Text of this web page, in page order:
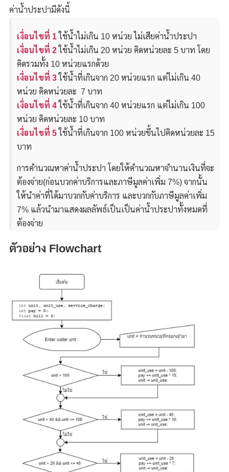
ค่าน้ำประปามีดังนี้
เงื่อนไขที่ 1ใช้น้ำไม่เกิน 10 หน่วย ไม่เสียค่าน้ำประปา
เงื่อนไขที่ 2ใช้น้ำไม่เกิน 20 หน่วย คิดหน่วยละ 5 บาท โดย
คิดรวมทั้ง 10 หน่วยแรกด้วย
เงื่อนไขที่ 3ใช้น้ำที่เกินจาก 20 หน่วยแรก แต่ไม่เกิน 40
หน่วย คิดหน่วยละ 7 บาท
เงื่อนไขที่ 4ใช้น้ำที่เกินจาก 40 หน่วยแรก แต่ไม่เกิน 100
หน่วย คิดหน่วยละ 10 บาท
เงื่อนไขที่ 5ใช้น้ำที่เกินจาก 100 หน่วยขึ้นไปคิดหน่วยละ 15
บาท
การคำนวณหาค่าน้ำประปา โดยให้คำนวณหาจำนานเงินที่จะ
ต้องจ่าย(ก่อนบวกค่าบริการและภาษีมูลค่าเพิ่ม 7%) จากนั้น
ให้นำค่าที่ได้มาบวกกับค่าบริการ และบวกกับภาษีมูลค่าเพิ่ม
7% แล้วนำมาแสดงผลลัพธ์เป็นเป็นค่าน้ำประปาทั้งหมดที่
ต้องจ่าย
ตัวอย่าง Flowchart